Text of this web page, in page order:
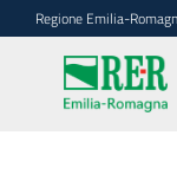
Vai al contenuto
Vai alla navigazione
Vai al footer
Regione Emilia-
nei